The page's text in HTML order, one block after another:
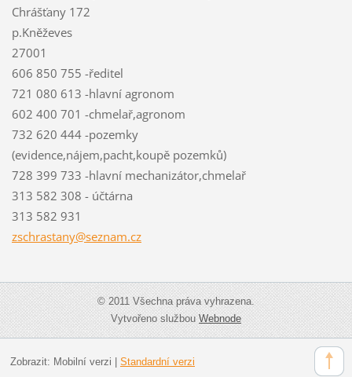
Chrášťany 172
p.Kněževes
27001
606 850 755 -ředitel
721 080 613 -hlavní agronom
602 400 701 -chmelař,agronom
732 620 444 -pozemky
(evidence,nájem,pacht,koupě pozemků)
728 399 733 -hlavní mechanizátor,chmelař
313 582 308 - účtárna
313 582 931
zschrastany@seznam.cz
© 2011 Všechna práva vyhrazena.
Vytvořeno službouWebnode
Zobrazit: Mobilní verzi Standardní verzi